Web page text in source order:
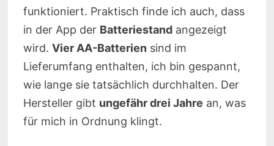
funktioniert. Praktisch finde ich auch, dass
in der App der Batteriestandangezeigt
wird. Vier AA-Batterien sind im
Lieferumfang enthalten, ich bin gespannt,
wie lange sie tatsächlich durchhalten. Der
Hersteller gibt ungefähr drei Jahre an, was
für mich in Ordnung klingt.